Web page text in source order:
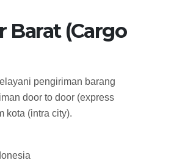
Barat (Cargo
pengiriman barang
door to door (express
kota (intra city).